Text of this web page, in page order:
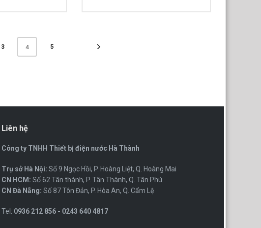
3 4 5
Liên hệ
Công ty TNHH Thiết bị điện nước Hà Thành
Trụ sở Hà Nội: Số 9 Ngọc Hồi, P. Hoàng Liệt, Q. Hoàng Mai
CN HCM: Số 62 Tân thành, P. Tân Thành, Q. Tân Phú
CN Đà Nẵng: Số 87 Tôn Đản, P. Hòa An, Q. Cẩm Lệ
Tel: 0936 212 856 - 0243 640 4817